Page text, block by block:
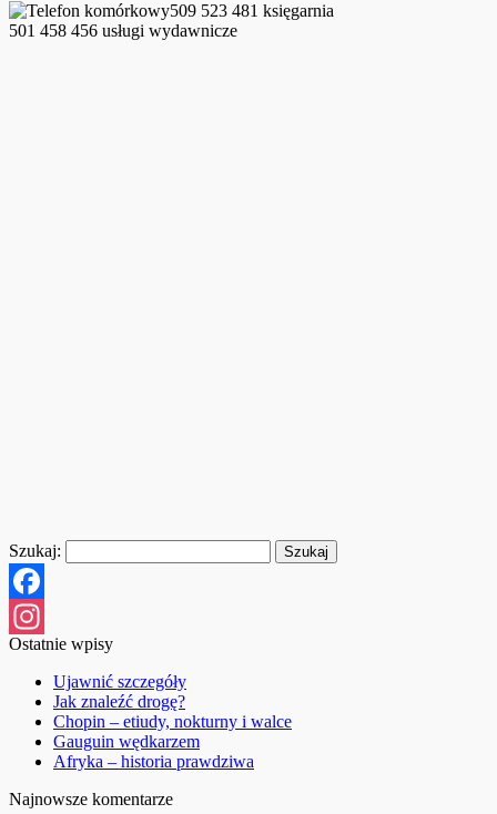
509 523 481 księgarnia
501 458 456 usługi wydawnicze
Szukaj:
Facebook
Instagram
Ostatnie wpisy
Ujawnić szczegóły
Jak znaleźć drogę?
Chopin – etiudy, nokturny i walce
Gauguin wędkarzem
Afryka – historia prawdziwa
Najnowsze komentarze